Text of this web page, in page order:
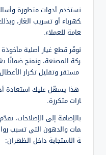
نستخدم أدوات متطورة
كهرباء أو تسريب الغاز،
عامة للعملاء.
نوفّر قطع غيار أصلية
ركة المصنعة، ونمنح ضمانًا
مستقر وتقليل تكرار
هذا يسهّل عليك استعادة
ارات متكررة.
بالإضافة إلى الإصلاحات،
مات والدهون التي تسبب
ة الاستجابة داخل الظهران: